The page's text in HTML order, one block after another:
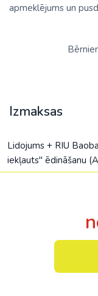
apmeklējums un
Bērniem līdz
Izmaksas
Lidojums + RIU
iekļauts" ēdināšanu